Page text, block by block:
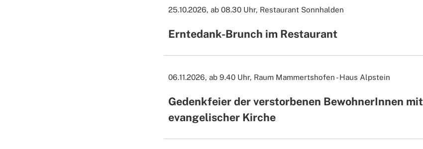
25.10.2026, ab 08.30 Uhr, Restaurant Sonnhalden
Erntedank-Brunch im Restaurant
06.11.2026, ab 9.40 Uhr, Raum Mammertshofen - Haus Alpstein
Gedenkfeier der verstorbenen BewohnerInnen mit
evangelischer Kirche